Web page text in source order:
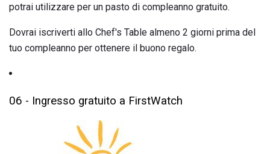
potrai utilizzare per un pasto di compleanno gratuito.
Dovrai iscriverti allo Chef's Table almeno 2 giorni prima del
tuo compleanno per ottenere il buono regalo.
06 - Ingresso gratuito a FirstWatch